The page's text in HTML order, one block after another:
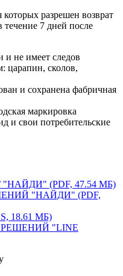
разрешен возврат
7 дней после
и не имеет следов
царапин, сколов,
и сохранена фабричная
маркировка
и свои потребительские
(PDF, 47.54 МБ)
"НАЙДИ" (PDF,
18.61 МБ)
"LINE